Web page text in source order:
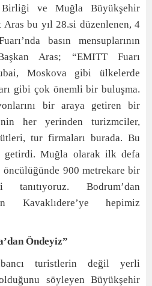
Birliği ve Muğla Büyükşehir
Aras bu yıl 28.si düzenlenen, 4
basın mensuplarının
Aras; “EMITT Fuarı
Moskova gibi ülkelerde
gibi çok önemli bir buluşma.
bir araya getiren bir
her yerinden turizmciler,
tur firmaları burada. Bu
getirdi. Muğla olarak ilk defa
900 metrekare bir
Bodrum’dan
Kavaklıdere’ye hepimiz
Öndeyiz”
turistlerin değil yerli
söyleyen Büyükşehir